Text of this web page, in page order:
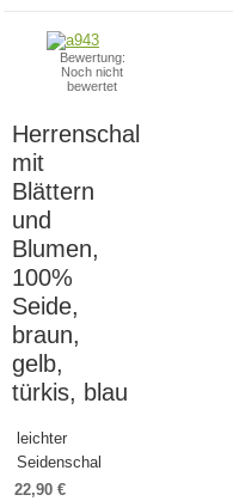
Bewertung:
Noch nicht
bewertet
Herrenschal
mit
Blättern
und
Blumen,
100%
Seide,
braun,
gelb,
türkis, blau
leichter
Seidenschal
22,90 €